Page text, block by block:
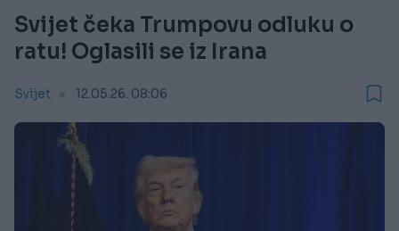
Svijet čeka Trumpovu odluku o
ratu! Oglasili se iz Irana
Svijet 12.05.26. 08:06